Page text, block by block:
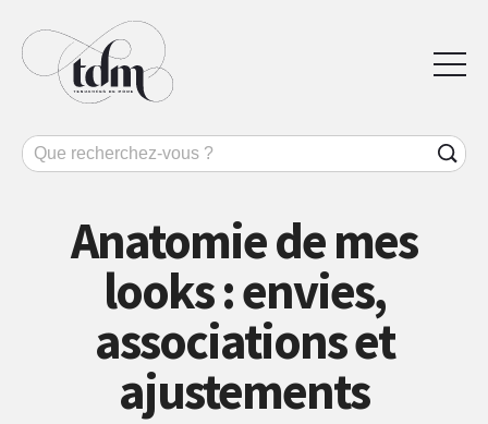
Anatomie de mes
looks : envies,
associations et
ajustements